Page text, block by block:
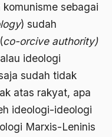
sebagai
) sudah
co-orcive authority)
ideologi
sudah tidak
atas rakyat, apa
ideologi-ideologi
Marxis-Leninis